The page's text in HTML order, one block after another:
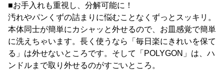
■お手入れも重視し、分解可能に！
汚れやパンくずの詰まりに悩むことなくずっとスッキリ。
本体同士が簡単にカシャッと外せるので、お皿感覚で簡単
に洗えちゃいます。長く使うなら「毎日楽にきれいを保て
る」は外せないところです。そして「POLYGON」は、ハ
ンドルまで取り外せるのがすごいところ。